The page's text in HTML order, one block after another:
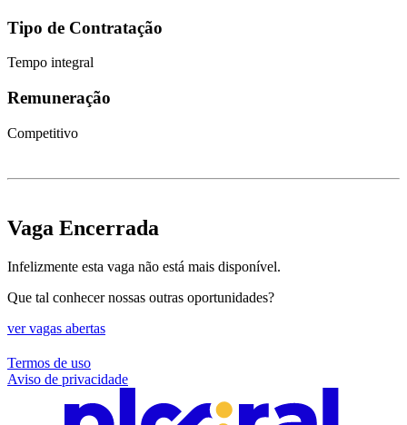
Tipo de Contratação
Tempo integral
Remuneração
Competitivo
Vaga Encerrada
Infelizmente esta vaga não está mais disponível.
Que tal conhecer nossas outras oportunidades?
ver vagas abertas
Termos de uso
Aviso de privacidade